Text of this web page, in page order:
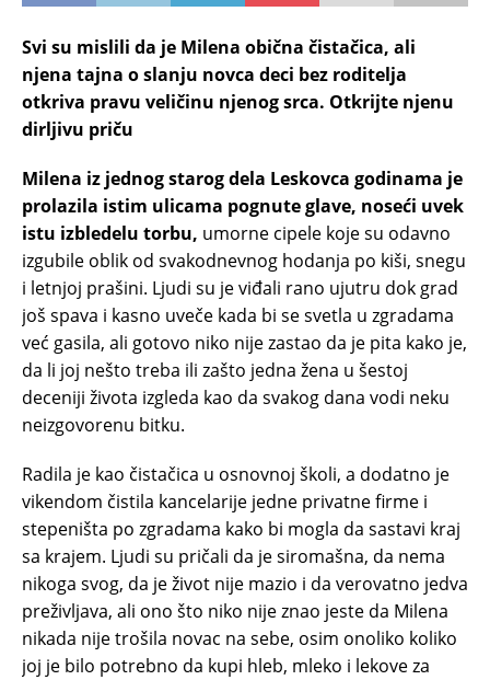
Svi su mislili da je Milena obična čistačica, ali
njena tajna o slanju novca deci bez roditelja
otkriva pravu veličinu njenog srca. Otkrijte njenu
dirljivu priču
Milena iz jednog starog dela Leskovca godinama je
prolazila istim ulicama pognute glave, noseći uvek
istu izbledelu torbu, umorne cipele koje su odavno
izgubile oblik od svakodnevnog hodanja po kiši, snegu
i letnjoj prašini. Ljudi su je viđali rano ujutru dok grad
još spava i kasno uveče kada bi se svetla u zgradama
već gasila, ali gotovo niko nije zastao da je pita kako je,
da li joj nešto treba ili zašto jedna žena u šestoj
deceniji života izgleda kao da svakog dana vodi neku
neizgovorenu bitku.
Radila je kao čistačica u osnovnoj školi, a dodatno je
vikendom čistila kancelarije jedne privatne firme i
stepeništa po zgradama kako bi mogla da sastavi kraj
sa krajem. Ljudi su pričali da je siromašna, da nema
nikoga svog, da je život nije mazio i da verovatno jedva
preživljava, ali ono što niko nije znao jeste da Milena
nikada nije trošila novac na sebe, osim onoliko koliko
joj je bilo potrebno da kupi hleb, mleko i lekove za